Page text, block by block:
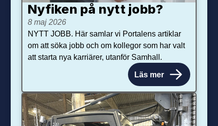
Nyfiken på nytt jobb?
8 maj 2026
NYTT JOBB. Här samlar vi Portalens artiklar
om att söka jobb och om kollegor som har valt
att starta nya karriärer, utanför Samhall.
Läs mer